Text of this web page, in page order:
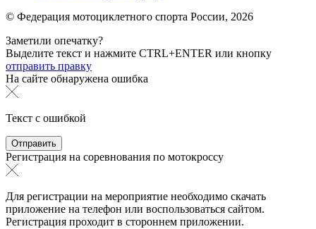
© Федерация мотоциклетного спорта России, 2026
Заметили опечатку?
Выделите текст и нажмите CTRL+ENTER или кнопку
отправить правку
На сайте обнаружена ошибка
Текст с ошибкой
Регистрация на соревнования по мотокроссу
Для регистрации на мероприятие необходимо скачать
приложение на телефон или воспользоваться сайтом.
Регистрация проходит в стороннем приложении.